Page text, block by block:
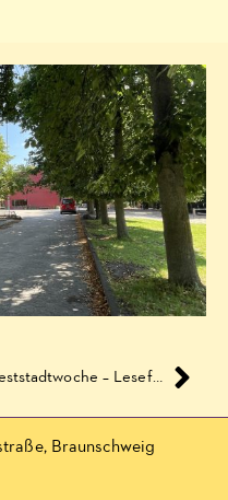
Weststadtwoche – Lesefestival 2018
Braunschweig